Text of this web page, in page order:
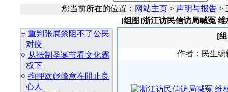
您当前所在的位置： 网站主页 > 声明与报告 >
重判张展禁阻不了公民
对疫
从抵制圣诞节看文化霸
权下
拘押欧彪峰意在阻止良
心人
[组图]浙江访民信访局喊冤
[
作者：民生编